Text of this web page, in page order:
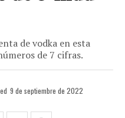
de vodka en esta
de 7 cifras.
9 de septiembre de 2022